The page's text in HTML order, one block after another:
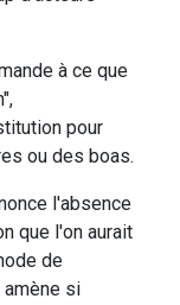
à ce que
pour
ou des boas.
l'absence
que l'on aurait
de
si